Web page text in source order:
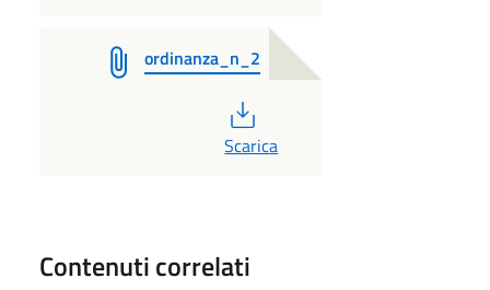
ordinanza_n_2
PDF
Scarica
Contenuti correlati